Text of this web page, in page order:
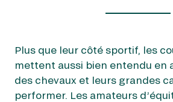
Plus que leur côté sportif, les
mettent aussi bien entendu en
des chevaux et leurs grandes
performer. Les amateurs